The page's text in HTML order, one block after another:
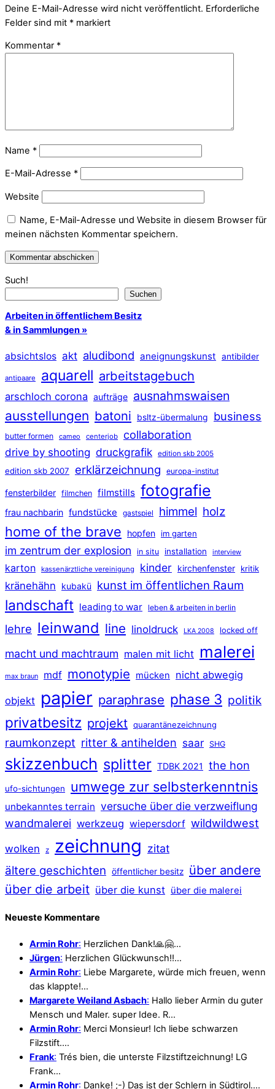
Deine E-Mail-Adresse wird nicht veröffentlicht. Erforderliche
Felder sind mit * markiert
Kommentar *
Name *
E-Mail-Adresse *
Website
Name, E-Mail-Adresse und Website in diesem Browser für
meinen nächsten Kommentar speichern.
Such!
Suchen
Arbeiten in öffentlichem Besitz
& in Sammlungen »
absichtslos akt aludibond aneignungskunst antibilder
antipaare aquarell arbeitstagebuch
arschloch corona aufträge ausnahmswaisen
ausstellungen batoni bsltz-übermalung business
butter formen cameo centerjob collaboration
drive by shooting druckgrafik edition skb 2005
edition skb 2007 erklärzeichnung europa-institut
fensterbilder filmchen filmstills fotografie
frau nachbarin fundstücke gastspiel himmel holz
home of the brave hopfen im garten
im zentrum der explosion in situ installation interview
karton kassenärztliche vereinigung kinder kirchenfenster kritik
kränehähn kubakü kunst im öffentlichen Raum
landschaft leading to war leben & arbeiten in berlin
lehre leinwand line linoldruck LKA 2008 locked off
macht und machtraum malen mit licht malerei
max braun mdf monotypie mücken nicht abwegig
objekt papier paraphrase phase 3 politik
privatbesitz projekt quarantänezeichnung
raumkonzept ritter & antihelden saar SHG
skizzenbuch splitter TDBK 2021 the hon
ufo-sichtungen umwege zur selbsterkenntnis
unbekanntes terrain versuche über die verzweiflung
wandmalerei werkzeug wiepersdorf wildwildwest
wolken z zeichnung zitat
ältere geschichten öffentlicher besitz über andere
über die arbeit über die kunst über die malerei
Neueste Kommentare
Armin Rohr: Herzlichen Dank!🙏🤗…
Jürgen: Herzlichen Glückwunsch!!…
Armin Rohr: Liebe Margarete, würde mich freuen, wenn
das klappte!…
Margarete Weiland Asbach: Hallo lieber Armin du guter
Mensch und Maler. super Idee. R…
Armin Rohr: Merci Monsieur! Ich liebe schwarzen
Filzstift.…
Frank: Trés bien, die unterste Filzstiftzeichnung! LG
Frank…
Armin Rohr: Danke! ;-) Das ist der Schlern in Südtirol.…